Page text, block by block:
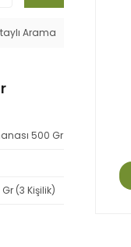
Arama
500 Gr
(3 Kişilik)